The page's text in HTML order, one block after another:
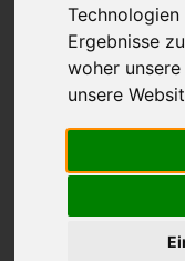
Ergebnisse
woher
unsere
Stellenreferenz:
Bitte bewerben
informieren Sie
aktuellen